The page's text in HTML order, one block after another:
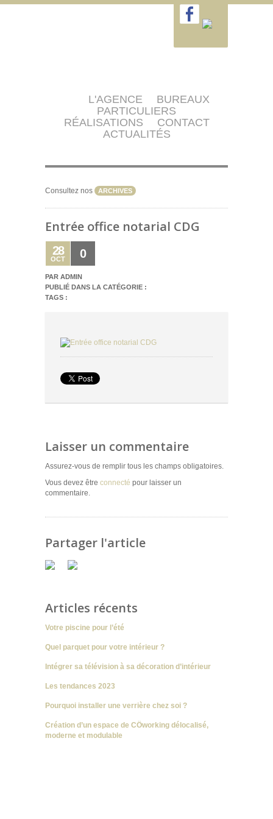
L'AGENCE
BUREAUX
PARTICULIERS
RÉALISATIONS
CONTACT
ACTUALITÉS
Consultez nos ARCHIVES
Entrée office notarial CDG
0
28
OCT
PAR ADMIN
PUBLIÉ DANS LA CATÉGORIE :
TAGS :
Laisser un commentaire
Assurez-vous de remplir tous les champs obligatoires.
Vous devez être connecté pour laisser un
commentaire.
Partager l'article
Articles récents
Votre piscine pour l’été
Quel parquet pour votre intérieur ?
Intégrer sa télévision à sa décoration d’intérieur
Les tendances 2023
Pourquoi installer une verrière chez soi ?
Création d’un espace de CÖworking délocalisé,
moderne et modulable